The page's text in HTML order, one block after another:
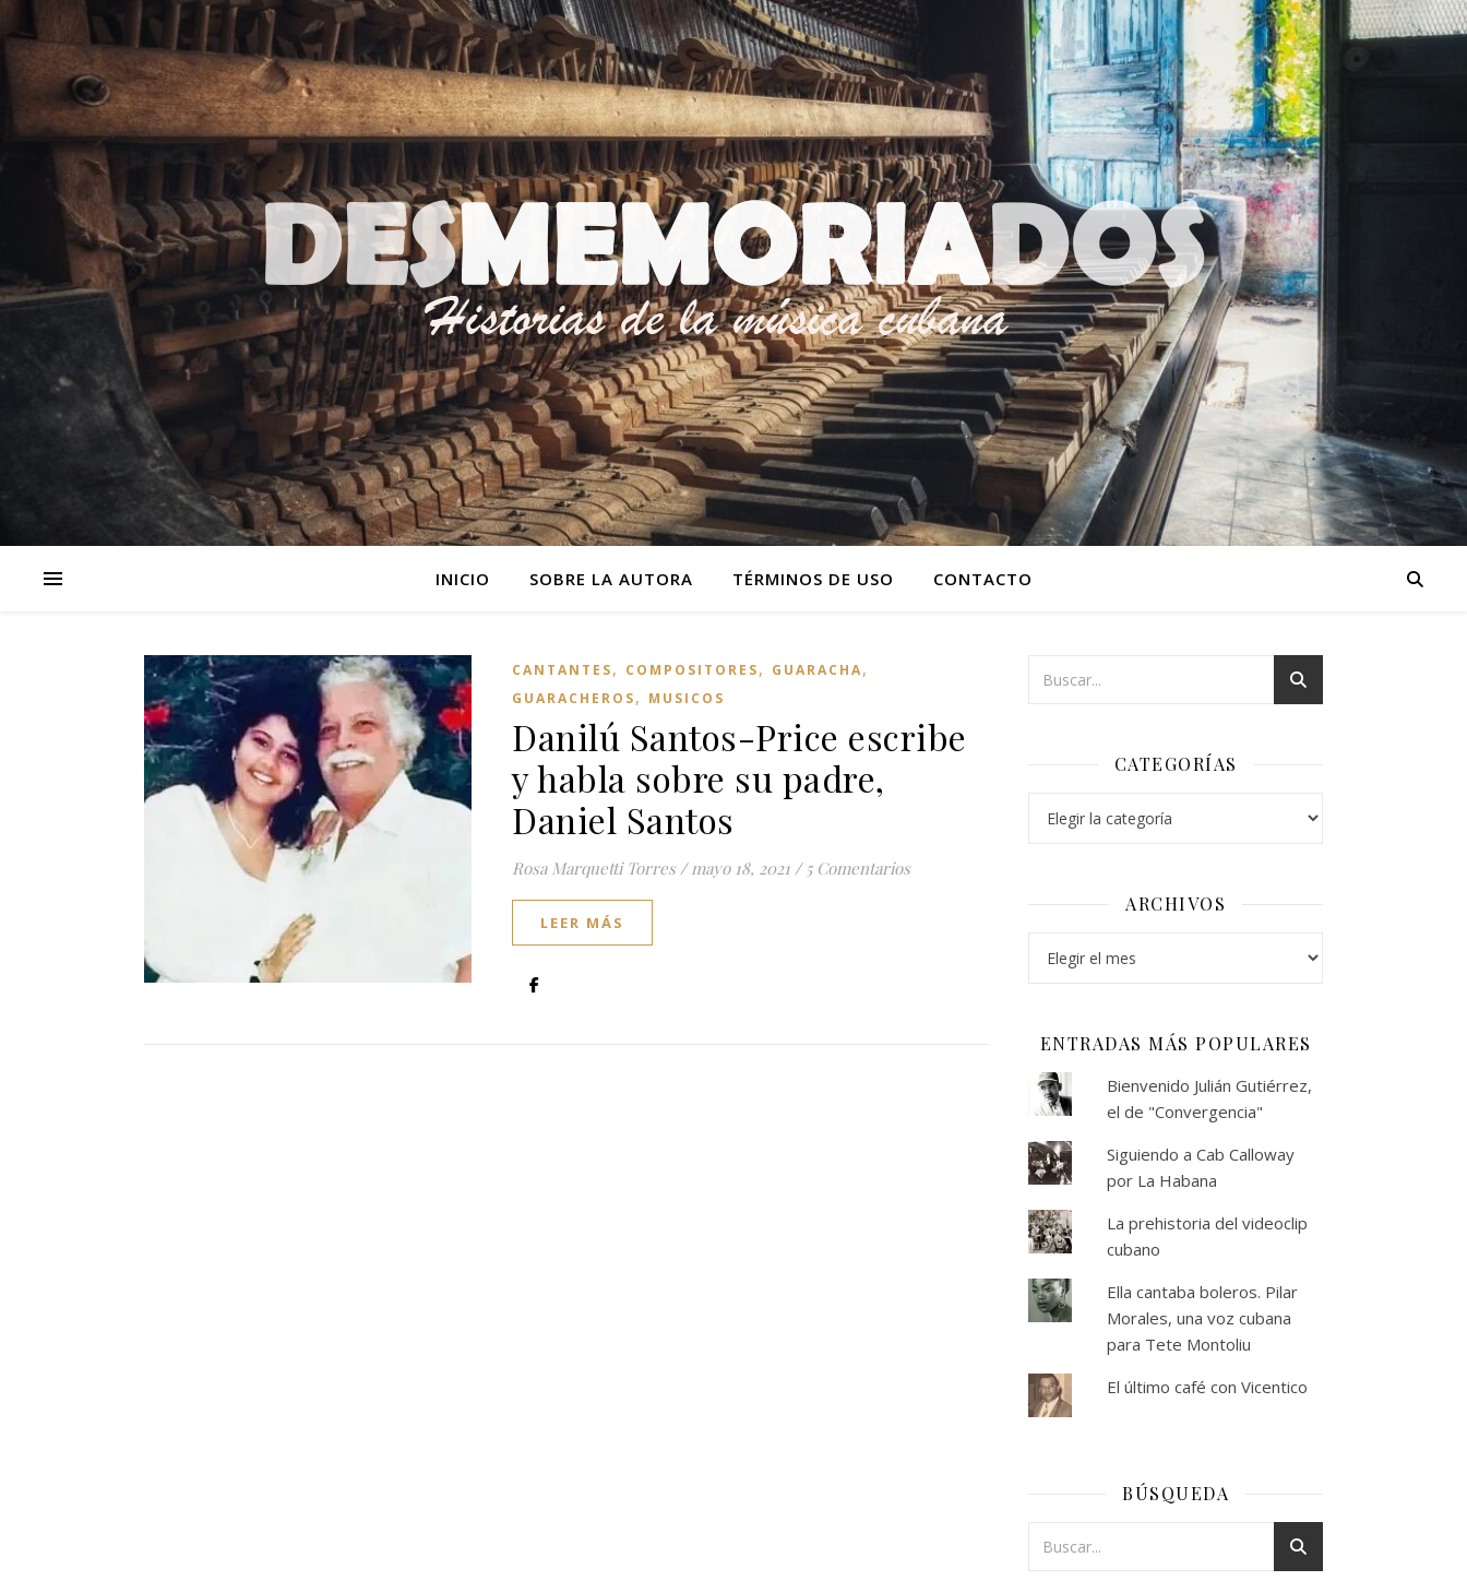
INICIO SOBRE LA AUTORA TÉRMINOS DE USO CONTACTO
CANTANTES, COMPOSITORES, GUARACHA,
GUARACHEROS, MUSICOS
Danilú Santos-Price escribe
y habla sobre su padre,
Daniel Santos
Rosa Marquetti Torres / mayo 18, 2021 / 5 Comentarios
LEER MÁS
CATEGORÍAS
ARCHIVOS
ENTRADAS MÁS POPULARES
Bienvenido Julián Gutiérrez,
el de "Convergencia"
Siguiendo a Cab Calloway
por La Habana
La prehistoria del videoclip
cubano
Ella cantaba boleros. Pilar
Morales, una voz cubana
para Tete Montoliu
El último café con Vicentico
BÚSQUEDA